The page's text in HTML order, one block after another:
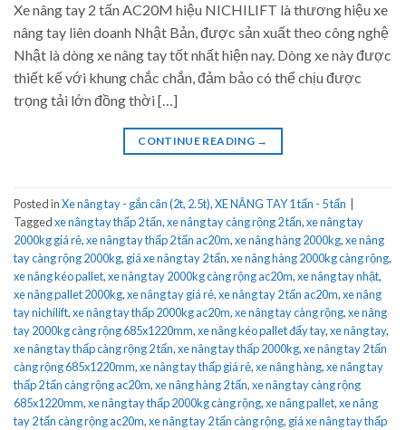
Xe nâng tay 2 tấn AC20M hiệu NICHILIFT là thương hiệu xe
nâng tay liên doanh Nhật Bản, được sản xuất theo công nghệ
Nhật là dòng xe nâng tay tốt nhất hiện nay. Dòng xe này được
thiết kế với khung chắc chắn, đảm bảo có thể chịu được
trọng tải lớn đồng thời […]
CONTINUE READING →
Posted inXe nâng tay - gắn cân (2t, 2.5t),XE NÂNG TAY 1 tấn - 5 tấn
Taggedxe nâng tay thấp 2 tấn,xe nâng tay càng rộng 2 tấn,xe nâng tay
2000kg giá rẻ,xe nâng tay thấp 2 tấn ac20m,xe nâng hàng 2000kg,xe nâng
tay càng rộng 2000kg, giá xe nâng tay 2 tấn,xe nâng hàng 2000kg càng rộng,
xe nâng kéo pallet,xe nâng tay 2000kg càng rộng ac20m,xe nâng tay nhật,
xe nâng pallet 2000kg,xe nâng tay giá rẻ,xe nâng tay 2 tấn ac20m,xe nâng
tay nichilift,xe nâng tay thấp 2000kg ac20m,xe nâng tay càng rộng,xe nâng
tay 2000kg càng rộng 685x1220mm,xe nâng kéo pallet đẩy tay,xe nâng tay,
xe nâng tay thấp càng rộng 2 tấn,xe nâng tay thấp 2000kg,xe nâng tay 2 tấn
càng rộng 685x1220mm,xe nâng tay thấp giá rẻ,xe nâng hàng,xe nâng tay
thấp 2 tấn càng rộng ac20m,xe nâng hàng 2 tấn,xe nâng tay càng rộng
685x1220mm,xe nâng tay thấp 2000kg càng rộng,xe nâng pallet,xe nâng
tay 2 tấn càng rộng ac20m,xe nâng tay 2 tấn càng rộng, giá xe nâng tay thấp